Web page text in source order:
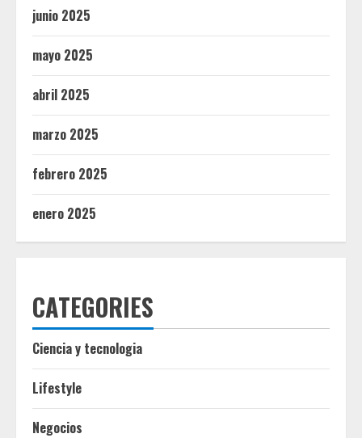
junio 2025
mayo 2025
abril 2025
marzo 2025
febrero 2025
enero 2025
CATEGORIES
Ciencia y tecnologia
Lifestyle
Negocios